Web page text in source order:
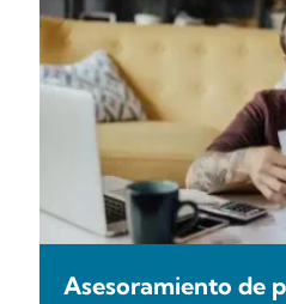
Asesoramiento de